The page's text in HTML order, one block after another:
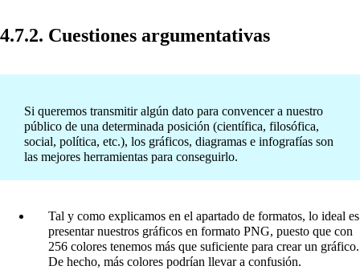
4.7.2. Cuestiones argumentativas
Si queremos transmitir algún dato para convencer a nuestro
público de una determinada posición (científica, filosófica,
social, política, etc.), los gráficos, diagramas e infografías son
las mejores herramientas para conseguirlo.
Tal y como explicamos en el apartado de formatos, lo ideal es
presentar nuestros gráficos en formato PNG, puesto que con
256 colores tenemos más que suficiente para crear un gráfico.
De hecho, más colores podrían llevar a confusión.